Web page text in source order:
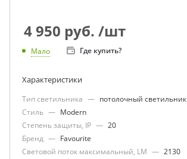
4 950 руб. /шт
Мало Где купить?
Характеристики
Тип светильника — потолочный светильник
Стиль — Modern
Степень защиты, IP — 20
Бренд — Favourite
Световой поток максимальный, LM — 2130